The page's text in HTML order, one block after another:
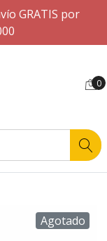
GRATIS por
0
Agotado